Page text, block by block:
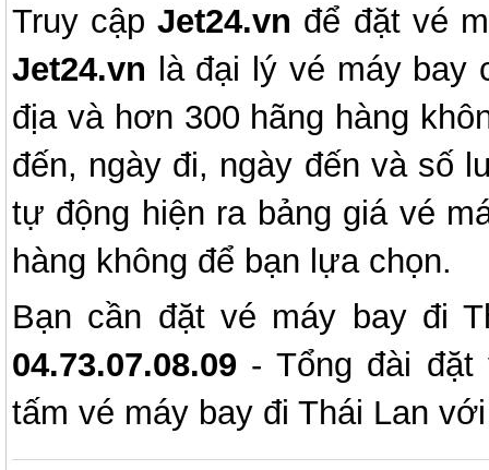
Truy cậpJet24.vn để đặt vé
Jet24.vn là đại lý vé máy bay
địa và hơn 300 hãng hàng
đến, ngày đi, ngày đến và số
tự động hiện ra bảng giá vé
hàng không để bạn lựa chọn.
Bạn cần đặt vé máy bay đi
04.73.07.08.09 - Tổng đài
tấm vé máy bay đi Thái Lan